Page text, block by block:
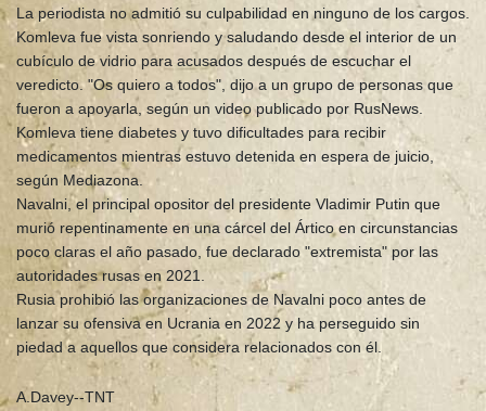
La periodista no admitió su culpabilidad en ninguno de los cargos.
Komleva fue vista sonriendo y saludando desde el interior de un
cubículo de vidrio para acusados después de escuchar el
veredicto. "Os quiero a todos", dijo a un grupo de personas que
fueron a apoyarla, según un video publicado por RusNews.
Komleva tiene diabetes y tuvo dificultades para recibir
medicamentos mientras estuvo detenida en espera de juicio,
según Mediazona.
Navalni, el principal opositor del presidente Vladimir Putin que
murió repentinamente en una cárcel del Ártico en circunstancias
poco claras el año pasado, fue declarado "extremista" por las
autoridades rusas en 2021.
Rusia prohibió las organizaciones de Navalni poco antes de
lanzar su ofensiva en Ucrania en 2022 y ha perseguido sin
piedad a aquellos que considera relacionados con él.
A.Davey--TNT